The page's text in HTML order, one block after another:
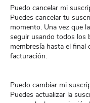
Puedo cancelar mi
Puedes cancelar tu
momento. Una vez que
seguir usando todos los
membresía hasta el final
facturación.
Puedo cambiar mi
Puedes actualizar la